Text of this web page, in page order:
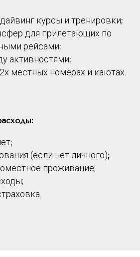
курсы и тренировки;
для прилетающих по
рейсами;
активностями;
местных номерах и каютах.
;
(если нет личного);
проживание;